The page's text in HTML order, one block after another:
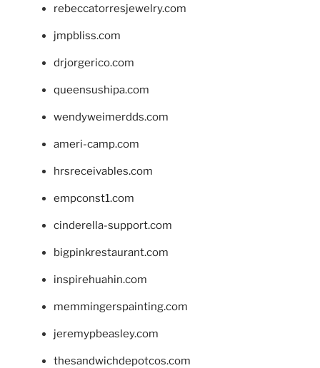
rebeccatorresjewelry.com
jmpbliss.com
drjorgerico.com
queensushipa.com
wendyweimerdds.com
ameri-camp.com
hrsreceivables.com
empconst1.com
cinderella-support.com
bigpinkrestaurant.com
inspirehuahin.com
memmingerspainting.com
jeremypbeasley.com
thesandwichdepotcos.com